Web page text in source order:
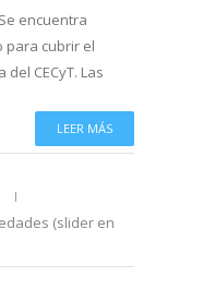
encuentra
para cubrir el
CECyT. Las
LEER MÁS
(slider en